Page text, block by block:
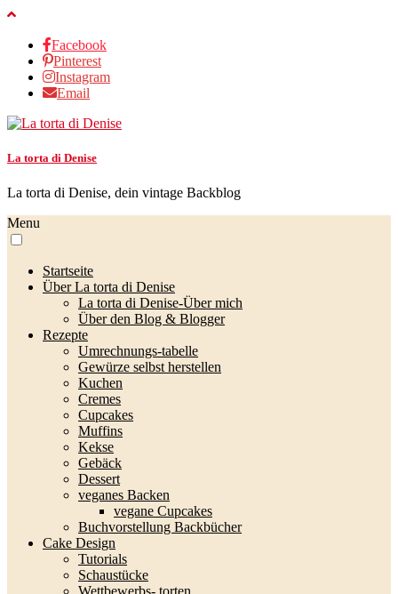
Facebook
Pinterest
Instagram
Email
La torta di Denise
La torta di Denise, dein vintage Backblog
Menu
Startseite
Über La torta di Denise
La torta di Denise-Über mich
Über den Blog & Blogger
Rezepte
Umrechnungs-tabelle
Gewürze selbst herstellen
Kuchen
Cremes
Cupcakes
Muffins
Kekse
Gebäck
Dessert
veganes Backen
vegane Cupcakes
Buchvorstellung Backbücher
Cake Design
Tutorials
Schaustücke